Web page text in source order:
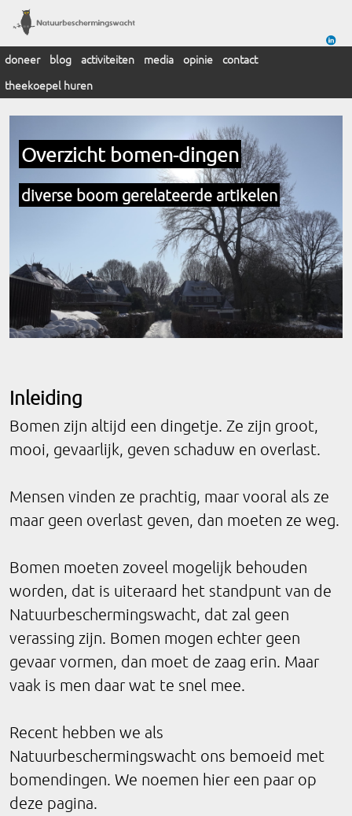
doneer blog activiteiten media opinie contact
theekoepel huren
Overzicht bomen-dingen
diverse boom gerelateerde artikelen
Inleiding
Bomen zijn altijd een dingetje. Ze zijn groot,
mooi, gevaarlijk, geven schaduw en overlast.
Mensen vinden ze prachtig, maar vooral als ze
maar geen overlast geven, dan moeten ze weg.
Bomen moeten zoveel mogelijk behouden
worden, dat is uiteraard het standpunt van de
Natuurbeschermingswacht, dat zal geen
verassing zijn. Bomen mogen echter geen
gevaar vormen, dan moet de zaag erin. Maar
vaak is men daar wat te snel mee.
Recent hebben we als
Natuurbeschermingswacht ons bemoeid met
bomendingen. We noemen hier een paar op
deze pagina.